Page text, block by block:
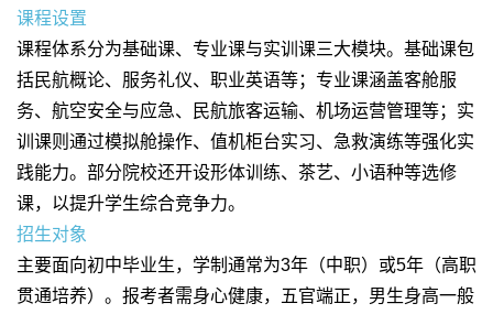
课程设置
课程体系分为基础课、专业课与实训课三大模块。基础课包
括民航概论、服务礼仪、职业英语等；专业课涵盖客舱服
务、航空安全与应急、民航旅客运输、机场运营管理等；实
训课则通过模拟舱操作、值机柜台实习、急救演练等强化实
践能力。部分院校还开设形体训练、茶艺、小语种等选修
课，以提升学生综合竞争力。
招生对象
主要面向初中毕业生，学制通常为3年（中职）或5年（高职
贯通培养）。报考者需身心健康，五官端正，男生身高一般